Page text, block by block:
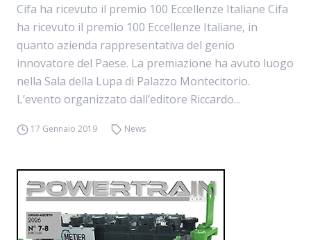
Cifa ha ricevuto il premio 100 Eccellenze Italiane Cifa
ha ricevuto il premio 100 Eccellenze Italiane, in
quanto azienda rappresentativa del genio
innovatore del Paese. La premiazione ha avuto luogo
nella Sala della Lupa di Palazzo Montecitorio.
L’evento organizzato dall’editore Riccardo...
17 Gennaio 2019 News